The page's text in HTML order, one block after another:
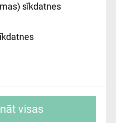
sīkdatnes
sīkdatņu
visas